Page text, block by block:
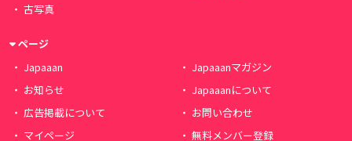
古写真
ページ
Japaaan
Japaaanマガジン
お知らせ
Japaaanについて
広告掲載について
お問い合わせ
マイページ
無料メンバー登録